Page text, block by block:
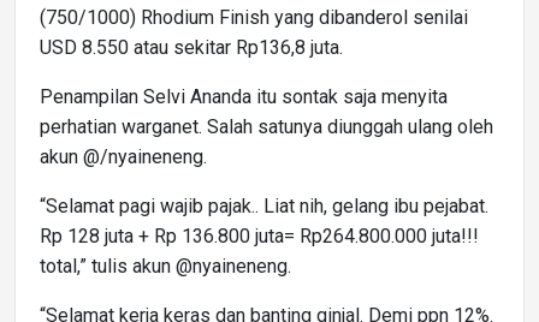
(750/1000) Rhodium Finish yang dibanderol senilai
USD 8.550 atau sekitar Rp136,8 juta.
Penampilan Selvi Ananda itu sontak saja menyita
perhatian warganet. Salah satunya diunggah ulang oleh
akun @/nyaineneng.
“Selamat pagi wajib pajak.. Liat nih, gelang ibu pejabat.
Rp 128 juta + Rp 136.800 juta= Rp264.800.000 juta!!!
total,” tulis akun @nyaineneng.
“Selamat kerja keras dan banting ginjal. Demi ppn 12%.